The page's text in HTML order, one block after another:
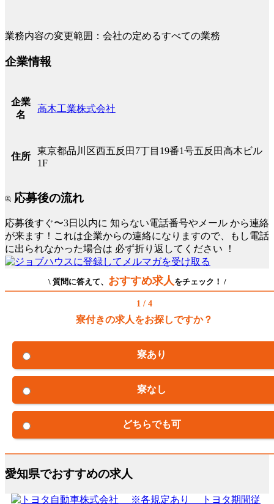
業務内容の変更範囲：会社の定めるすべての業務
企業情報
企業
名
高木工業株式会社
住所
東京都品川区西五反田7丁目19番1号五反田高木ビル
1F
応募後の流れ
応募後すぐ〜3日以内に 知らない電話番号やメール から連絡
が来ます！これは企業からの連絡になりますので、もし電話
に出られなかった場合は 必ず折り返してください ！
\ 質問に答えて、 おすすめ求人をチェック！ /
1 / 4
寮付きの求人をお探しですか？
寮あり
寮なし
どちらでも可
愛知県でおすすめの求人